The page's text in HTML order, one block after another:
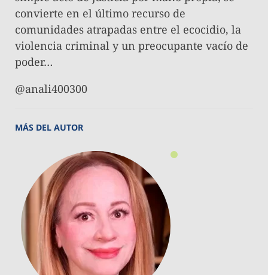
convierte en el último recurso de
comunidades atrapadas entre el ecocidio, la
violencia criminal y un preocupante vacío de
poder…
@anali400300
MÁS DEL AUTOR